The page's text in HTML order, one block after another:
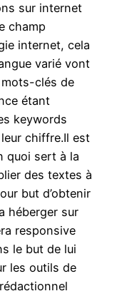
sur internet
champ
internet, cela
varié vont
clés de
étant
keywords
chiffre.Il est
quoi sert à la
des textes à
but d’obtenir
héberger sur
responsive
le but de lui
les outils de